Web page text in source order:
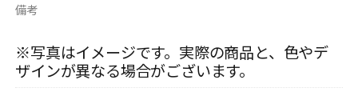
備考
※写真はイメージです。実際の商品と、色やデ
ザインが異なる場合がございます。